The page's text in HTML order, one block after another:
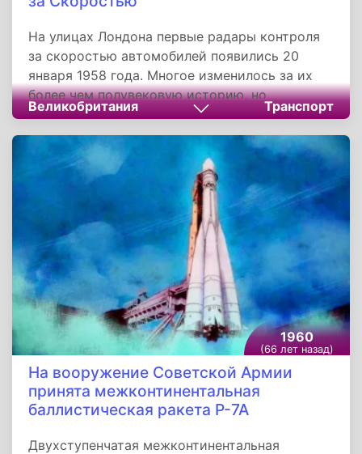
На улицах Лондона первые радары контроля
за скоростью автомобилей появились 20
января 1958 года. Многое изменилось за их
более чем полувековую историю, но
бдительные помощники до сих пор на
вооружении у инспекторов дорожного
движения.
Великобритания Транспорт
1960
(66 лет назад)
На вооружение Советской Армии
принята межконтинентальная
баллистическая ракета Р-7А
Двухступенчатая межконтинентальная